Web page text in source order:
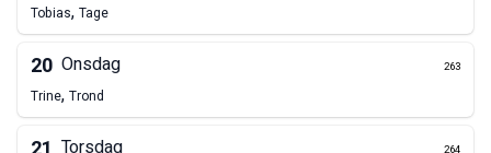
Tobias, Tage
20 Onsdag 263
Trine, Trond